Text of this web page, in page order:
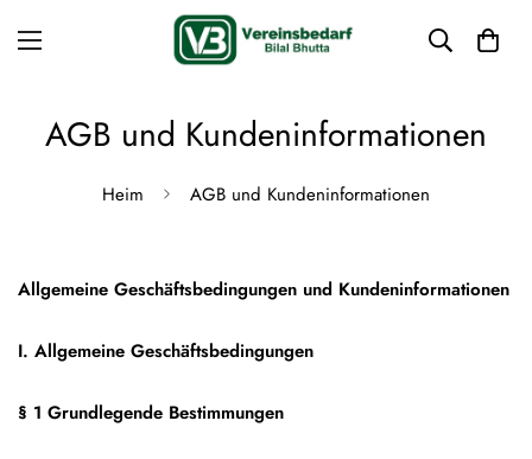
AGB und Kundeninformationen
Heim AGB und Kundeninformationen
Allgemeine Geschäftsbedingungen und Kundeninformationen
I. Allgemeine Geschäftsbedingungen
§ 1 Grundlegende Bestimmungen